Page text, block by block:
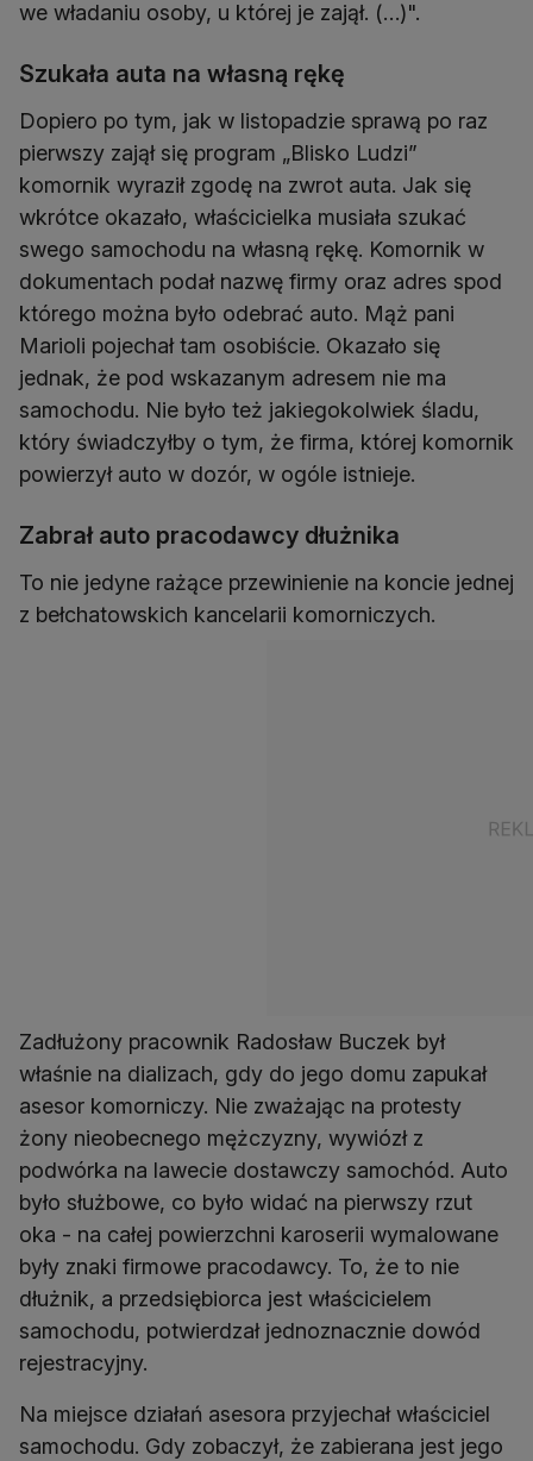
we władaniu osoby, u której je zajął. (…)".
Szukała auta na własną rękę
Dopiero po tym, jak w listopadzie sprawą po raz
pierwszy zajął się program „Blisko Ludzi”
komornik wyraził zgodę na zwrot auta. Jak się
wkrótce okazało, właścicielka musiała szukać
swego samochodu na własną rękę. Komornik w
dokumentach podał nazwę firmy oraz adres spod
którego można było odebrać auto. Mąż pani
Marioli pojechał tam osobiście. Okazało się
jednak, że pod wskazanym adresem nie ma
samochodu. Nie było też jakiegokolwiek śladu,
który świadczyłby o tym, że firma, której komornik
powierzył auto w dozór, w ogóle istnieje.
Zabrał auto pracodawcy dłużnika
To nie jedyne rażące przewinienie na koncie jednej
z bełchatowskich kancelarii komorniczych.
Zadłużony pracownik Radosław Buczek był
właśnie na dializach, gdy do jego domu zapukał
asesor komorniczy. Nie zważając na protesty
żony nieobecnego mężczyzny, wywiózł z
podwórka na lawecie dostawczy samochód. Auto
było służbowe, co było widać na pierwszy rzut
oka - na całej powierzchni karoserii wymalowane
były znaki firmowe pracodawcy. To, że to nie
dłużnik, a przedsiębiorca jest właścicielem
samochodu, potwierdzał jednoznacznie dowód
rejestracyjny.
Na miejsce działań asesora przyjechał właściciel
samochodu. Gdy zobaczył, że zabierana jest jego